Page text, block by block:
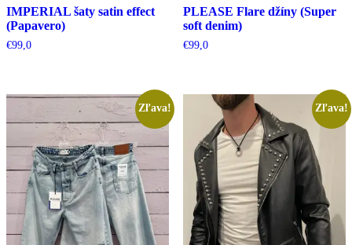
IMPERIAL šaty satin effect
(Papavero)
€99,0
PLEASE Flare džíny (Super
soft denim)
€99,0
Zľava! Zľava!